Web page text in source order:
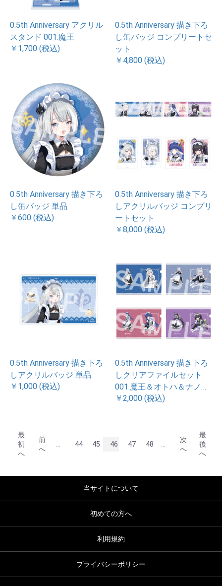
0.5th Anniversary アクリル
スタンド 001.魔王
￥1,700 (税込)
0.5th Anniversary 描き下ろ
し缶バッジ コンプリートセ
ット
￥4,800 (税込)
0.5th Anniversary 描き下ろ
し缶バッジ 単品
￥600 (税込)
0.5th Anniversary 描き下ろ
しアクリルバッジ コンプリ
ートセット
￥8,000 (税込)
0.5th Anniversary 描き下ろ
しアクリルバッジ 単品
￥1,000 (税込)
0.5th Anniversary 描き下ろ
しクリアファイルセット
001.魔王＆オトハ＆ナノハ
＆チトセ
￥2,000 (税込)
最
初
へ
前
へ
... 44 45 46 47 48 ...
次
へ
最
後
へ
当サイトについて
初めての方へ
利用規約
プライバシーポリシー